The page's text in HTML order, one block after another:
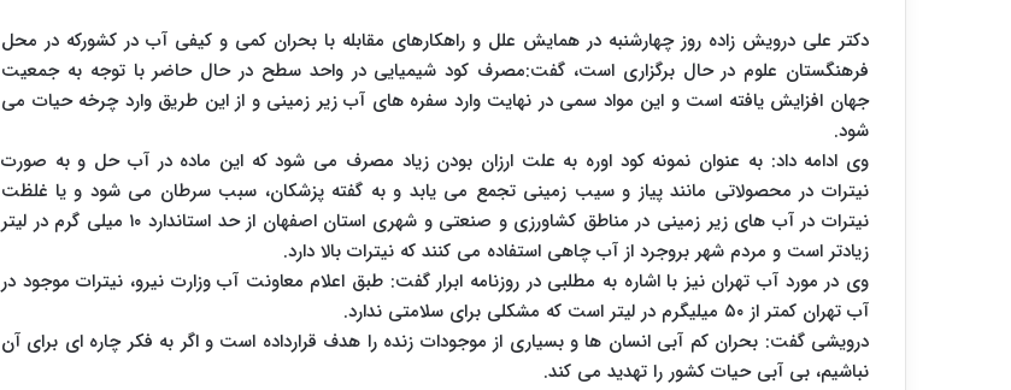
دکتر علی درویش زاده روز چهارشنبه در همایش علل و راهکارهای مقابله با بحران کمی و کیفی آب در کشورکه در محل
فرهنگستان علوم در حال برگزاری است، گفت:مصرف کود شیمیایی در واحد سطح در حال حاضر با توجه به جمعیت
جهان افزایش یافته است و این مواد سمی در نهایت وارد سفره های آب زیر زمینی و از این طریق وارد چرخه حیات می
شود.
وی ادامه داد: به عنوان نمونه کود اوره به علت ارزان بودن زیاد مصرف می شود که این ماده در آب حل و به صورت
نیترات در محصولاتی مانند پیاز و سیب زمینی تجمع می یابد و به گفته پزشکان، سبب سرطان می شود و یا غلظت
نیترات در آب های زیر زمینی در مناطق کشاورزی و صنعتی و شهری استان اصفهان از حد استاندارد ۱۰ میلی گرم در لیتر
زیادتر است و مردم شهر بروجرد از آب چاهی استفاده می کنند که نیترات بالا دارد.
وی در مورد آب تهران نیز با اشاره به مطلبی در روزنامه ابرار گفت: طبق اعلام معاونت آب وزارت نیرو، نیترات موجود در
آب تهران کمتر از ۵۰ میلیگرم در لیتر است که مشکلی برای سلامتی ندارد.
درویشی گفت: بحران کم آبی انسان ها و بسیاری از موجودات زنده را هدف قرارداده است و اگر به فکر چاره ای برای آن
نباشیم، بی آبی حیات کشور را تهدید می کند.